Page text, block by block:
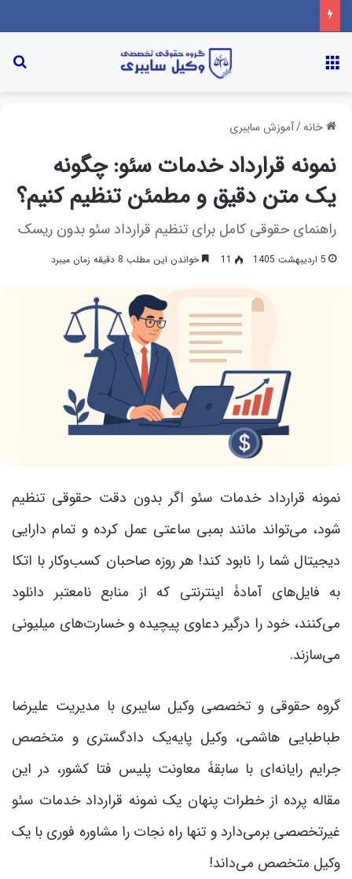
خانه/آموزش سایبری
نمونه قرارداد خدمات سئو: چگونه
یک متن دقیق و مطمئن تنظیم کنیم؟
راهنمای حقوقی کامل برای تنظیم قرارداد سئو بدون ریسک
5 اردیبهشت 1405 11 خواندن این مطلب 8 دقیقه زمان میبرد
نمونه قرارداد خدمات سئو اگر بدون دقت حقوقی تنظیم
شود، می‌تواند مانند بمبی ساعتی عمل کرده و تمام دارایی
دیجیتال شما را نابود کند! هر روزه صاحبان کسب‌وکار با اتکا
به فایل‌های آمادۀ اینترنتی که از منابع نامعتبر دانلود
می‌کنند، خود را درگیر دعاوی پیچیده و خسارت‌های میلیونی
می‌سازند.
گروه حقوقی و تخصصی وکیل سایبری با مدیریت علیرضا
طباطبایی هاشمی، وکیل پایه‌یک دادگستری و متخصص
جرایم رایانه‌ای با سابقۀ معاونت پلیس فتا کشور، در این
مقاله پرده از خطرات پنهان یک نمونه قرارداد خدمات سئو
غیرتخصصی برمی‌دارد و تنها راه نجات را مشاوره فوری با یک
وکیل متخصص می‌داند!